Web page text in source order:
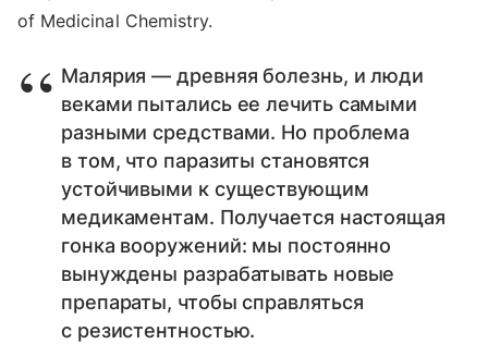
of Medicinal Chemistry.
Малярия — древняя болезнь, и люди
веками пытались ее лечить самыми
разными средствами. Но проблема
в том, что паразиты становятся
устойчивыми к существующим
медикаментам. Получается настоящая
гонка вооружений: мы постоянно
вынуждены разрабатывать новые
препараты, чтобы справляться
с резистентностью.